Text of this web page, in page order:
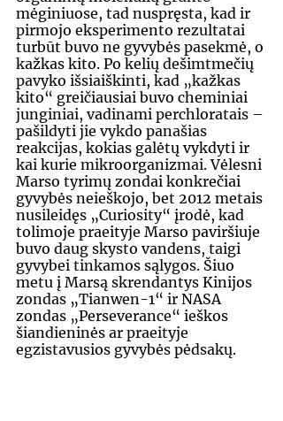
mėginiuose, tad nuspręsta, kad ir
pirmojo eksperimento rezultatai
turbūt buvo ne gyvybės pasekmė, o
kažkas kito. Po kelių dešimtmečių
pavyko išsiaiškinti, kad „kažkas
kito“ greičiausiai buvo cheminiai
junginiai, vadinami perchloratais –
pašildyti jie vykdo panašias
reakcijas, kokias galėtų vykdyti ir
kai kurie mikroorganizmai. Vėlesni
Marso tyrimų zondai konkrečiai
gyvybės neieškojo, bet 2012 metais
nusileidęs „Curiosity“ įrodė, kad
tolimoje praeityje Marso paviršiuje
buvo daug skysto vandens, taigi
gyvybei tinkamos sąlygos. Šiuo
metu į Marsą skrendantys Kinijos
zondas „Tianwen-1“ ir NASA
zondas „Perseverance“ ieškos
šiandieninės ar praeityje
egzistavusios gyvybės pėdsakų.